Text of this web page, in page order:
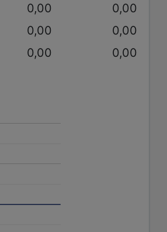
0,00
0,00
0,00
0,00
0,00 0,00